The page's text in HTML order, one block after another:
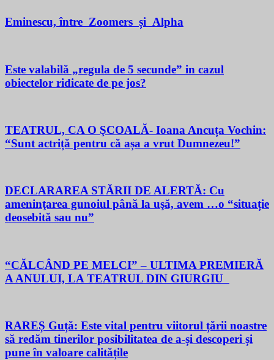
Eminescu, între Zoomers și Alpha
Este valabilă „regula de 5 secunde” in cazul
obiectelor ridicate de pe jos?
TEATRUL, CA O ŞCOALĂ- Ioana Ancuța Vochin:
“Sunt actriță pentru că așa a vrut Dumnezeu!”
DECLARAREA STĂRII DE ALERTĂ: Cu
ameninţarea gunoiul până la uşă, avem …o “situație
deosebită sau nu”
“CĂLCÂND PE MELCI” – ULTIMA PREMIERĂ
A ANULUI, LA TEATRUL DIN GIURGIU
RAREȘ Guță: Este vital pentru viitorul țării noastre
să redăm tinerilor posibilitatea de a-și descoperi și
pune în valoare calitățile